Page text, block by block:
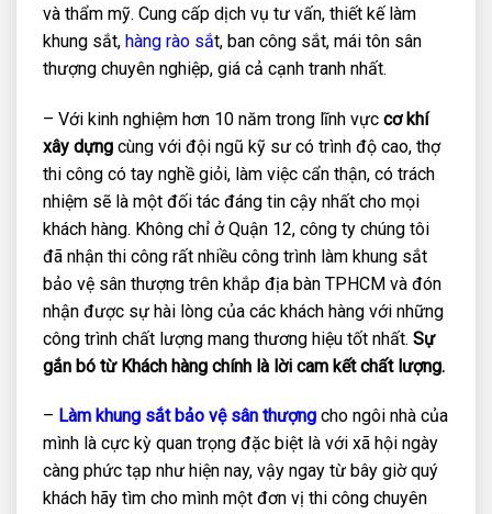
và thẩm mỹ. Cung cấp dịch vụ tư vấn, thiết kế làm
khung sắt, hàng rào sắt, ban công sắt, mái tôn sân
thượng chuyên nghiệp, giá cả cạnh tranh nhất.
– Với kinh nghiệm hơn 10 năm trong lĩnh vực cơ khí
xây dựng cùng với đội ngũ kỹ sư có trình độ cao, thợ
thi công có tay nghề giỏi, làm việc cẩn thận, có trách
nhiệm sẽ là một đối tác đáng tin cậy nhất cho mọi
khách hàng. Không chỉ ở Quận 12, công ty chúng tôi
đã nhận thi công rất nhiều công trình làm khung sắt
bảo vệ sân thượng trên khắp địa bàn TPHCM và đón
nhận được sự hài lòng của các khách hàng với những
công trình chất lượng mang thương hiệu tốt nhất. Sự
gắn bó từ Khách hàng chính là lời cam kết chất lượng.
– Làm khung sắt bảo vệ sân thượng cho ngôi nhà của
mình là cực kỳ quan trọng đặc biệt là với xã hội ngày
càng phức tạp như hiện nay, vậy ngay từ bây giờ quý
khách hãy tìm cho mình một đơn vị thi công chuyên